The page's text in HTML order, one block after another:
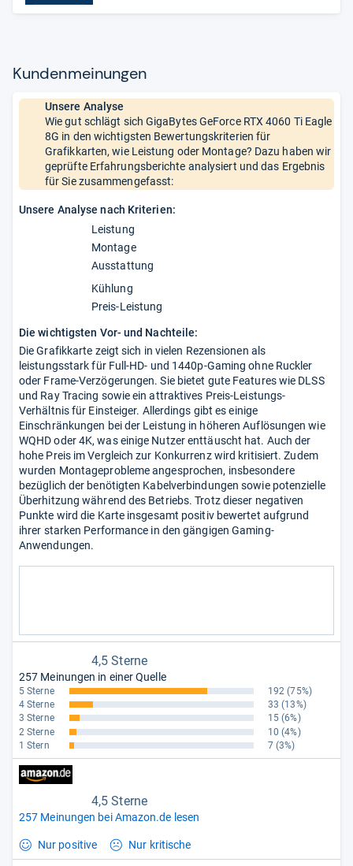
Kun­den­mei­nun­gen
Unsere Analyse
Wie gut schlägt sich GigaBytes GeForce RTX 4060 Ti Eagle
8G in den wichtigsten Bewertungskriterien für
Grafikkarten, wie Leistung oder Montage? Dazu haben wir
geprüfte Erfahrungsberichte analysiert und das Ergebnis
für Sie zusammengefasst:
Unsere Analyse nach Kriterien:
Leistung
Montage
Ausstattung
Kühlung
Preis-Leistung
Die wichtigsten Vor- und Nachteile:
Die Grafikkarte zeigt sich in vielen Rezensionen als
leistungsstark für Full-HD- und 1440p-Gaming ohne Ruckler
oder Frame-Verzögerungen. Sie bietet gute Features wie DLSS
und Ray Tracing sowie ein attraktives Preis-Leistungs-
Verhältnis für Einsteiger. Allerdings gibt es einige
Einschränkungen bei der Leistung in höheren Auflösungen wie
WQHD oder 4K, was einige Nutzer enttäuscht hat. Auch der
hohe Preis im Vergleich zur Konkurrenz wird kritisiert. Zudem
wurden Montageprobleme angesprochen, insbesondere
bezüglich der benötigten Kabelverbindungen sowie potenzielle
Überhitzung während des Betriebs. Trotz dieser negativen
Punkte wird die Karte insgesamt positiv bewertet aufgrund
ihrer starken Performance in den gängigen Gaming-
Anwendungen.
4,5 Sterne
257 Meinungen in einer Quelle
5 Sterne 192 (75%)
4 Sterne
33 (13%)
3 Sterne
15 (6%)
2 Sterne
10 (4%)
1 Stern
7 (3%)
4,5 Sterne
257 Meinungen bei Amazon.de lesen
Nur positive Nur kritische